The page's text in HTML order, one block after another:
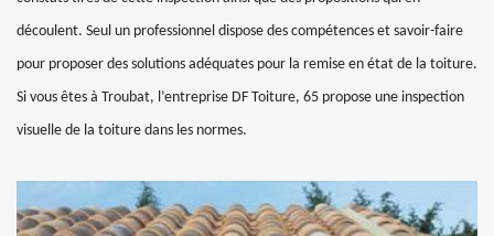
découlent. Seul un professionnel dispose des compétences et savoir-faire
pour proposer des solutions adéquates pour la remise en état de la toiture.
Si vous êtes à Troubat, l’entreprise DF Toiture, 65 propose une inspection
visuelle de la toiture dans les normes.